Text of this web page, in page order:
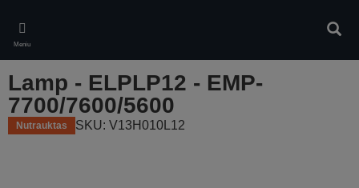
main
content
Meniu
Lamp - ELPLP12 - EMP-
7700/7600/5600
Nutrauktas SKU: V13H010L12